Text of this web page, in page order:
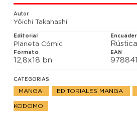
Autor
Yôichi Takahashi
Editorial
Planeta Cómic
Formato
12,8x18 bn
EAN
CATEGORIAS
MANGA EDITORIALES MANGA
KODOMO